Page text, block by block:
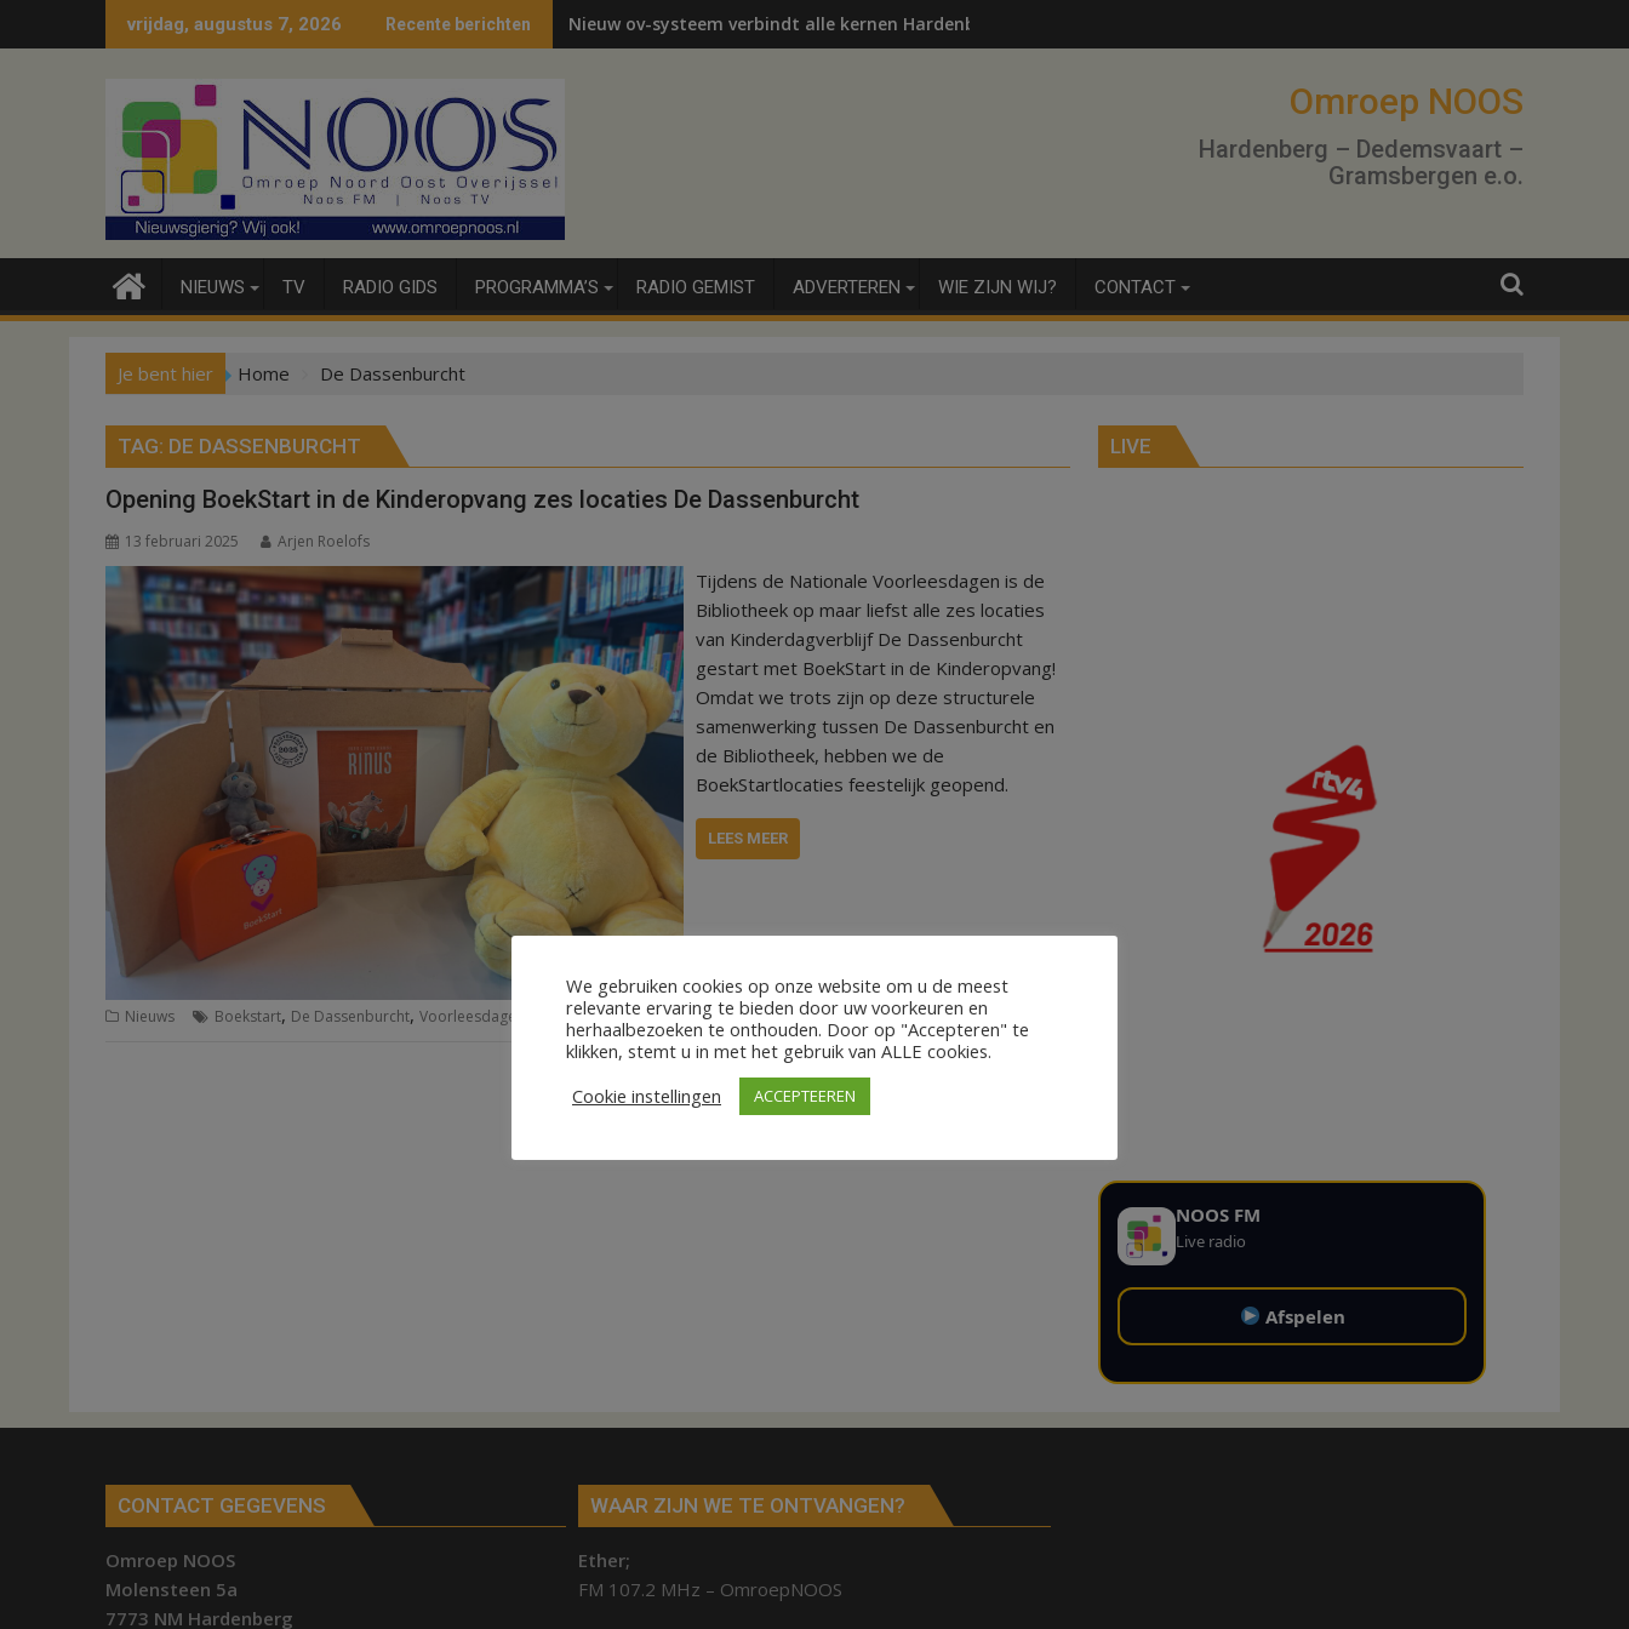
naar
vrijdag, augustus 7, 2026 Recente berichten Nieuw ov-systeem verbindt alle kernen Hardenberg
Omroep NOOS
Hardenberg – Dedemsvaart –
Gramsbergen e.o.
NIEUWS TV RADIO GIDS PROGRAMMA’S RADIO GEMIST ADVERTEREN WIE ZIJN WIJ? CONTACT
Je bent hier Home De Dassenburcht
TAG: DE DASSENBURCHT
Opening BoekStart in de Kinderopvang zes locaties De Dassenburcht
13 februari 2025 Arjen Roelofs
Tijdens de Nationale Voorleesdagen is de
Bibliotheek op maar liefst alle zes locaties
van Kinderdagverblijf De Dassenburcht
gestart met BoekStart in de Kinderopvang!
Omdat we trots zijn op deze structurele
samenwerking tussen De Dassenburcht en
de Bibliotheek, hebben we de
BoekStartlocaties feestelijk geopend.
LEES MEER
Nieuws Boekstart, De Dassenburcht, Voorleesdagen
LIVE
NOOS FM
Live radio
Afspelen
CONTACT GEGEVENS
Omroep NOOS
Molensteen 5a
7773 NM Hardenberg
WAAR ZIJN WE TE ONTVANGEN?
Ether;
FM 107.2 MHz – OmroepNOOS
We gebruiken cookies op onze website om u de meest
relevante ervaring te bieden door uw voorkeuren en
herhaalbezoeken te onthouden. Door op "Accepteren" te
klikken, stemt u in met het gebruik van ALLE cookies.
Cookie instellingen
ACCEPTEEREN